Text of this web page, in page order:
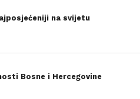
na svijetu
Bosne i Hercegovine